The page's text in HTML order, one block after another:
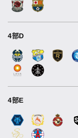
4部D
4部E